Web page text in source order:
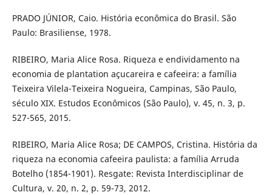
PRADO JÚNIOR, Caio. História econômica do Brasil. São
Paulo: Brasiliense, 1978.
RIBEIRO, Maria Alice Rosa. Riqueza e endividamento na
economia de plantation açucareira e cafeeira: a família
Teixeira Vilela-Teixeira Nogueira, Campinas, São Paulo,
século XIX. Estudos Econômicos (São Paulo), v. 45, n. 3, p.
527-565, 2015.
RIBEIRO, Maria Alice Rosa; DE CAMPOS, Cristina. História da
riqueza na economia cafeeira paulista: a família Arruda
Botelho (1854-1901). Resgate: Revista Interdisciplinar de
Cultura, v. 20, n. 2, p. 59-73, 2012.